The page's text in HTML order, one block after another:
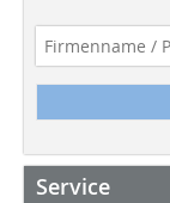
Service